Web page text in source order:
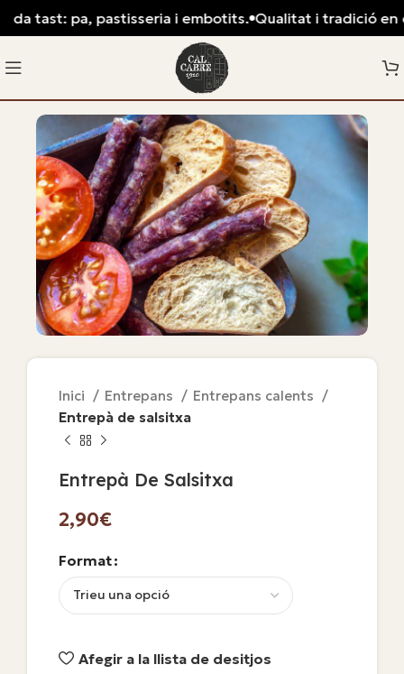
Inici Entrepans
Entrepans calents
Entrepà de salsitxa
Entrepà De Salsitxa
€
Format
Afegir a la llista de desitjos
tast: pa, pastisseria i embotits. Qualitat i tradició en